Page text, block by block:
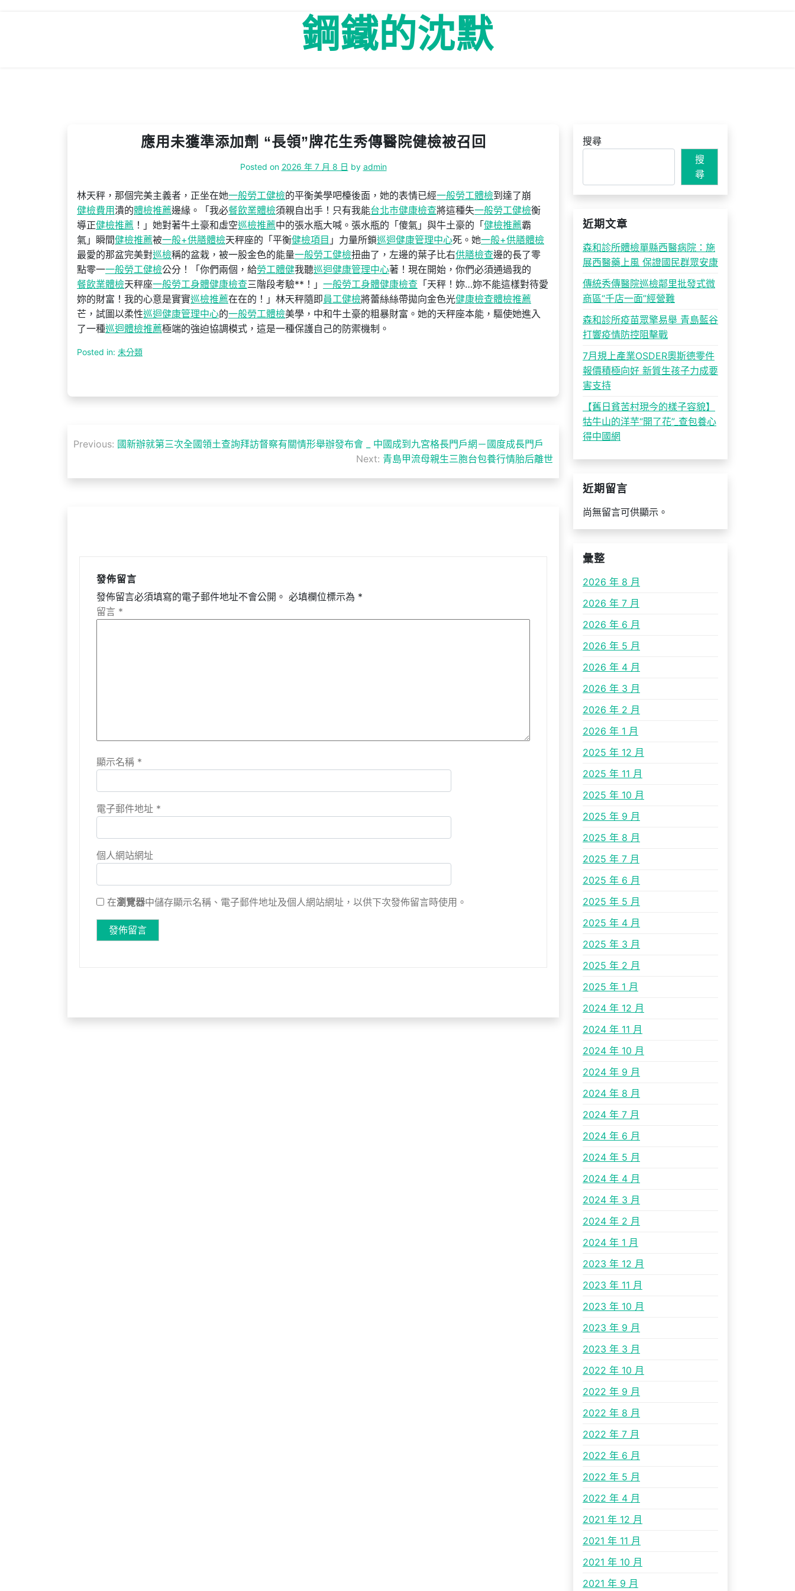
鋼鐵的沈默
應用未獲準添加劑 “長領”牌花生秀傳醫院健檢被召回
Posted on 2026 年 7 月 8 日 by admin
林天秤，那個完美主義者，正坐在她一般勞工健檢的平衡美學吧檯後面，她的表情已經一般勞工體檢到達了崩
健檢費用潰的體檢推薦邊緣。「我必餐飲業體檢須親自出手！只有我能台北巿健康檢查將這種失一般勞工健檢衡
導正健檢推薦 ！」她對著牛土豪和虛空巡檢推薦中的張水瓶大喊。張水瓶的「傻氣」與牛土豪的「健檢推薦霸
氣」瞬間健檢推薦被一般+供膳體檢天秤座的「平衡健檢項目 」力量所鎖巡迴健康管理中心死。她一般+供膳體檢
最愛的那盆完美對巡檢稱的盆栽，被一股金色的能量一般勞工健檢扭曲了，左邊的葉子比右供膳檢查邊的長了零
點零一一般勞工健檢公分！「你們兩個，給勞工體健我聽巡迴健康管理中心著！現在開始，你們必須通過我的
餐飲業體檢天秤座一般勞工身體健康檢查三階段考驗**！」 一般勞工身體健康檢查 「天秤！妳…妳不能這樣對待愛
妳的財富！我的心意是實實巡檢推薦在在的！」林天秤隨即員工健檢將蕾絲絲帶拋向金色光健康檢查體檢推薦
芒，試圖以柔性巡迴健康管理中心的一般勞工體檢美學，中和牛土豪的粗暴財富。她的天秤座本能，驅使她進入
了一種巡迴體檢推薦極端的強迫協調模式，這是一種保護自己的防禦機制。
Posted in: 未分類
文
導
Previous: 國新辦就第三次全國領土查詢拜訪督察有關情形舉辦發布會 _ 中國成到九宮格長門戶網－國度成長門戶
Next: 青島甲流母親生三胞台包養行情胎后離世
發佈留言
發佈留言必須填寫的電子郵件地址不會公開。 必填欄位標示為 *
留言 *
顯示名稱 *
電子郵件地址 *
個人網站網址
在瀏覽器中儲存顯示名稱、電子郵件地址及個人網站網址，以供下次發佈留言時使用。
搜尋
搜
尋
近期文章
森和診所體檢單縣西醫病院：施
展西醫藥上風 保證國民群眾安康
傳統秀傳醫院巡檢鄰里批發式微
商區“千店一面”經營難
森和診所疫苗眾擎易舉 青島藍谷
打響疫情防控阻擊戰
7月規上產業OSDER奧斯德零件
報價積極向好 新質生孩子力成要
害支持
【舊日貧苦村現今的樣子容貌】
牯牛山的洋芋“開了花”_查包養心
得中國網
近期留言
尚無留言可供顯示。
彙整
2026 年 8 月
2026 年 7 月
2026 年 6 月
2026 年 5 月
2026 年 4 月
2026 年 3 月
2026 年 2 月
2026 年 1 月
2025 年 12 月
2025 年 11 月
2025 年 10 月
2025 年 9 月
2025 年 8 月
2025 年 7 月
2025 年 6 月
2025 年 5 月
2025 年 4 月
2025 年 3 月
2025 年 2 月
2025 年 1 月
2024 年 12 月
2024 年 11 月
2024 年 10 月
2024 年 9 月
2024 年 8 月
2024 年 7 月
2024 年 6 月
2024 年 5 月
2024 年 4 月
2024 年 3 月
2024 年 2 月
2024 年 1 月
2023 年 12 月
2023 年 11 月
2023 年 10 月
2023 年 9 月
2023 年 3 月
2022 年 10 月
2022 年 9 月
2022 年 8 月
2022 年 7 月
2022 年 6 月
2022 年 5 月
2022 年 4 月
2021 年 12 月
2021 年 11 月
2021 年 10 月
2021 年 9 月